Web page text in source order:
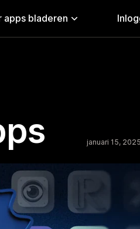
apps bladeren
januari 15, 2025